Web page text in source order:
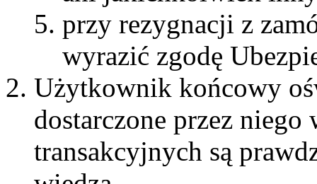
przy rezygnacji z
wyrazić zgodę
Użytkownik końcowy
dostarczone przez
transakcyjnych są